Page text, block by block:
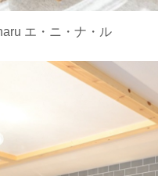
エ・ニ・ナ・ル